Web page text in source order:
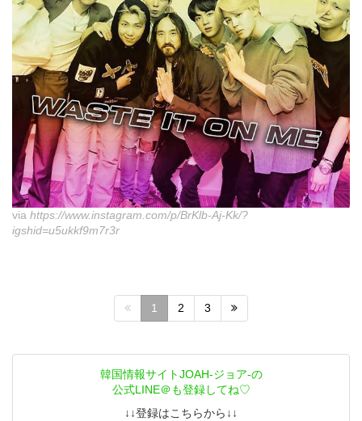
via https://www.instagram.com/p/BrKlb-Aj-Kk/?
igshid=u5ukkf9m7r3r
1 2 3
韓国情報サイトJOAH-ジョア-の
公式LINE＠も登録してね♡
↓↓登録はこちらから↓↓